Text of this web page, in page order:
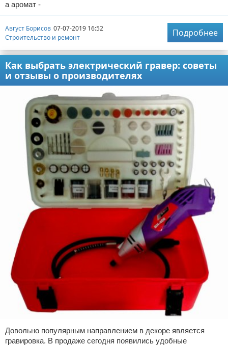
а аромат -
Август Борисов 07-07-2019 16:52
Строительство и ремонт
Подробнее
Как выбрать электрический гравер: советы
и отзывы о производителях
Довольно популярным направлением в декоре является
гравировка. В продаже сегодня появились удобные